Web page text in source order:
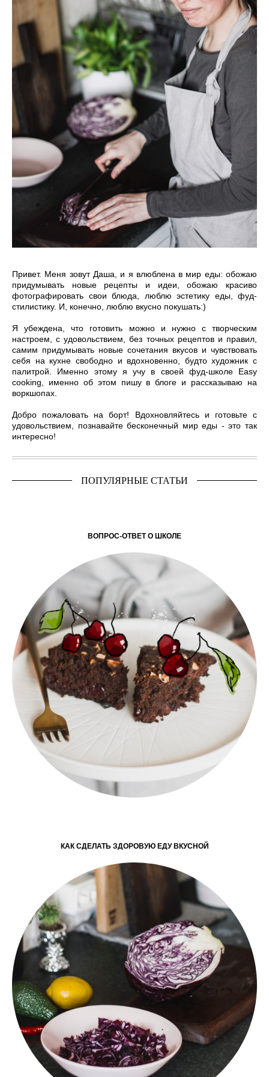
Привет. Меня зовут Даша, и я влюблена в мир еды: обожаю
придумывать новые рецепты и идеи, обожаю красиво
фотографировать свои блюда, люблю эстетику еды, фуд-
стилистику. И, конечно, люблю вкусно покушать:)
Я убеждена, что готовить можно и нужно с творческим
настроем, с удовольствием, без точных рецептов и правил,
самим придумывать новые сочетания вкусов и чувствовать
себя на кухне свободно и вдохновенно, будто художник с
палитрой. Именно этому я учу в своей фуд-школе Easy
cooking, именно об этом пишу в блоге и рассказываю на
воркшопах.
Добро пожаловать на борт! Вдохновляйтесь и готовьте с
удовольствием, познавайте бесконечный мир еды - это так
интересно!
ПОПУЛЯРНЫЕ СТАТЬИ
ВОПРОС-ОТВЕТ О ШКОЛЕ
КАК СДЕЛАТЬ ЗДОРОВУЮ ЕДУ ВКУСНОЙ